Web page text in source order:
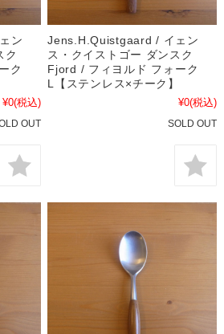
ン
ク
ク
¥0(税込)
OUT
Jens.H.Quistgaard / イェン
ス・クイストゴー ダンスク
Fjord / フィヨルド フォーク
L【ステンレス×チーク】
¥0(税込)
SOLD OUT